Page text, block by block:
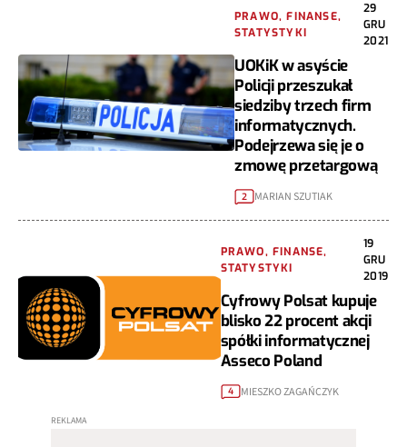
PRAWO, FINANSE,
STATYSTYKI
29
GRU
2021
UOKiK w asyście
Policji przeszukał
siedziby trzech firm
informatycznych.
Podejrzewa się je o
zmowę przetargową
2 MARIAN SZUTIAK
PRAWO, FINANSE,
STATYSTYKI
19
GRU
2019
Cyfrowy Polsat kupuje
blisko 22 procent akcji
spółki informatycznej
Asseco Poland
4 MIESZKO ZAGAŃCZYK